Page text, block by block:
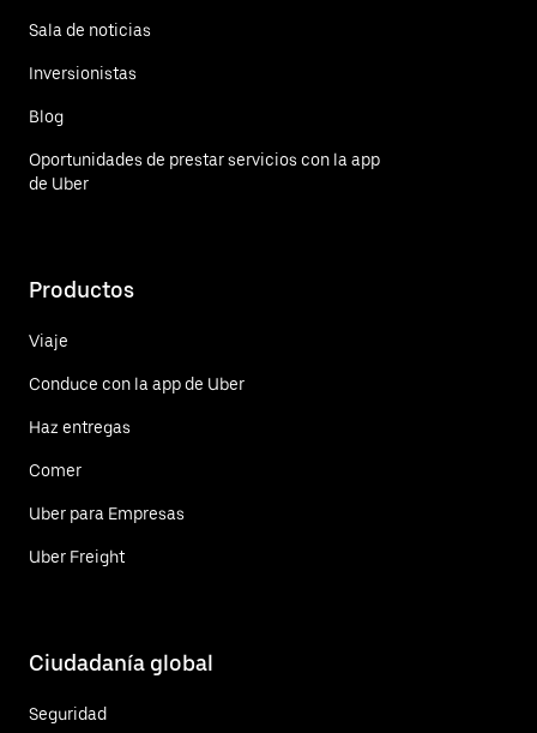
Sala de noticias
Inversionistas
Blog
Oportunidades de prestar servicios con la app
de Uber
Productos
Viaje
Conduce con la app de Uber
Haz entregas
Comer
Uber para Empresas
Uber Freight
Ciudadanía global
Seguridad